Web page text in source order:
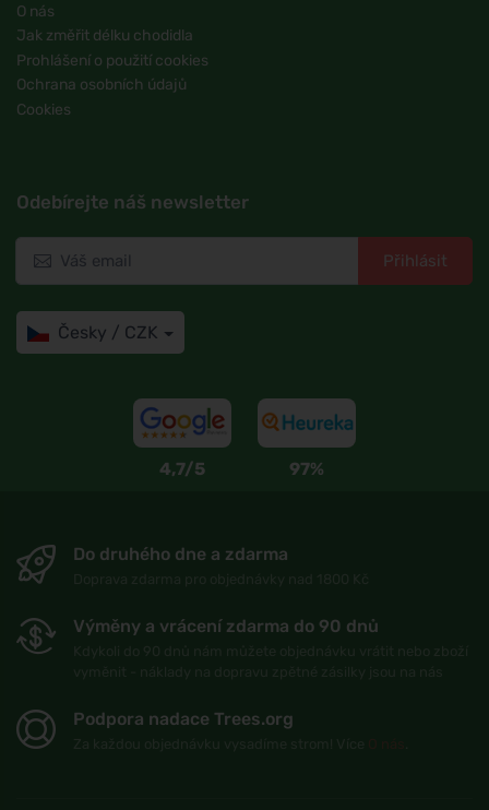
O nás
Jak změřit délku chodidla
Prohlášení o použití cookies
Ochrana osobních údajů
Cookies
Odebírejte náš newsletter
Přihlásit
Česky / CZK
4,7/5 97%
Do druhého dne a zdarma
Výměny a vrácení zdarma do 90 dnů
Podpora nadace Trees.org